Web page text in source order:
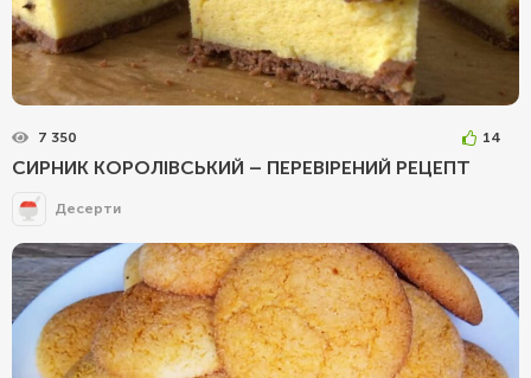
7 350 14
CИРНИК КОРОЛІВСЬКИЙ – ПЕРЕВІРЕНИЙ РЕЦЕПТ
Десерти